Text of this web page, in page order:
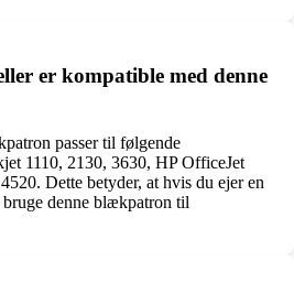
er kompatible med denne
passer til følgende
1110, 2130, 3630, HP OfficeJet
Dette betyder, at hvis du ejer en
denne blækpatron til